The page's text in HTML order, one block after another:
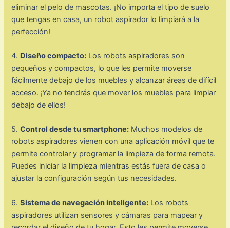
eliminar el pelo de mascotas. ¡No importa el tipo de suelo
que tengas en casa, un robot aspirador lo limpiará a la
perfección!
4. Diseño compacto: Los robots aspiradores son
pequeños y compactos, lo que les permite moverse
fácilmente debajo de los muebles y alcanzar áreas de difícil
acceso. ¡Ya no tendrás que mover los muebles para limpiar
debajo de ellos!
5.Control desde tu smartphone: Muchos modelos de
robots aspiradores vienen con una aplicación móvil que te
permite controlar y programar la limpieza de forma remota.
Puedes iniciar la limpieza mientras estás fuera de casa o
ajustar la configuración según tus necesidades.
6.Sistema de navegación inteligente: Los robots
aspiradores utilizan sensores y cámaras para mapear y